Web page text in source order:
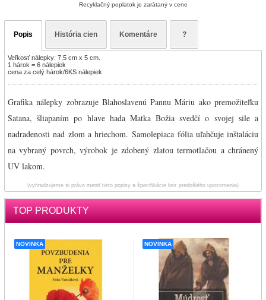
Recyklačný poplatok je zarátaný v cene
Popis História cien Komentáre ?
Veľkosť nálepky: 7,5 cm x 5 cm.
1 hárok = 6 nálepiek
cena za celý hárok/6KS nálepiek
Grafika nálepky zobrazuje Blahoslavenú Pannu Máriu ako premožiteľku
Satana, šliapaním po hlave hada Matka Božia svedčí o svojej sile a
nadradenosti nad zlom a hriechom.Samolepiaca fólia uľahčuje inštaláciu
na vybraný povrch, výrobok je zdobený zlatou termotlačou a chránený
UV lakom.
(vyhradzujeme si právo meniť tieto popisy a špecifikácie bez predošlého upozornenia)
TOP PRODUKTY
NOVINKA NOVINKA